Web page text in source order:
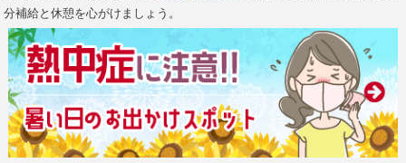
分補給と休憩を心がけましょう。